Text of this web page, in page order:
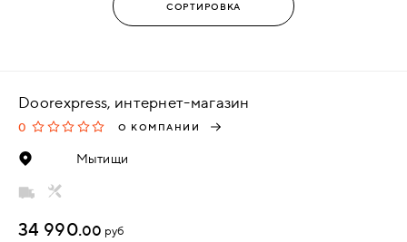
Doorexpress, интернет-магазин
0 О КОМПАНИИ
Мытищи
34 990.00 руб